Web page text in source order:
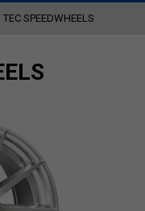
TEC SPEEDWHEELS